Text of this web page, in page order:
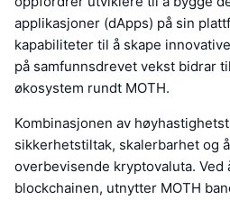
applikasjoner (dApps) på sin
kapabiliteter til å skape
på samfunnsdrevet vekst bidrar
økosystem rundt MOTH.
Kombinasjonen av
sikkerhetstiltak, skalerbarhet og
overbevisende kryptovaluta. Ved
blockchainen, utnytter MOTH